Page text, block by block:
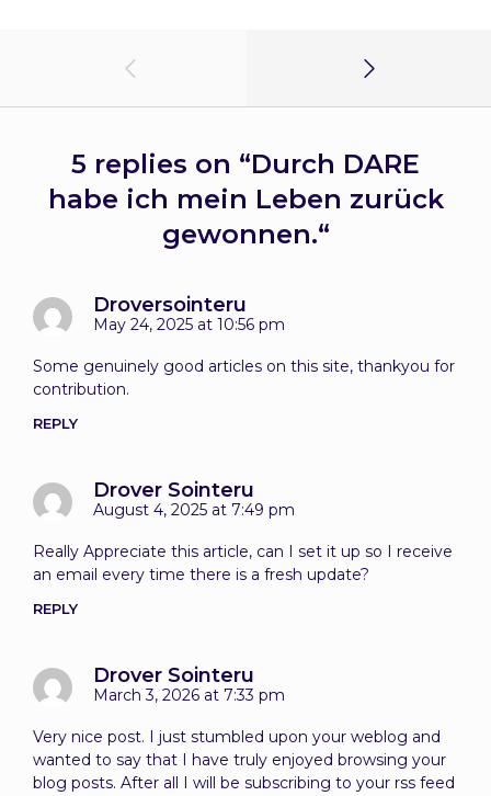
5 replies on “Durch DARE
habe ich mein Leben zurück
gewonnen.“
Droversointeru
May 24, 2025 at 10:56 pm
Some genuinely good articles on this site, thankyou for
contribution.
REPLY
Drover Sointeru
August 4, 2025 at 7:49 pm
Really Appreciate this article, can I set it up so I receive
an email every time there is a fresh update?
REPLY
Drover Sointeru
March 3, 2026 at 7:33 pm
Very nice post. I just stumbled upon your weblog and
wanted to say that I have truly enjoyed browsing your
blog posts. After all I will be subscribing to your rss feed